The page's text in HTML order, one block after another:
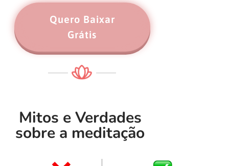
Quero Baixar
Grátis
Mitos e Verdades
sobre a meditação